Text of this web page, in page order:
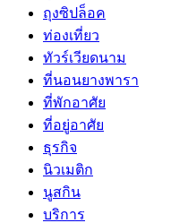
ถุงซิปล็อค
ท่องเที่ยว
ทัวร์เวียดนาม
ที่นอนยางพารา
ที่พักอาศัย
ที่อยู่อาศัย
ธุรกิจ
นิวเมติก
นูสกิน
บริการ